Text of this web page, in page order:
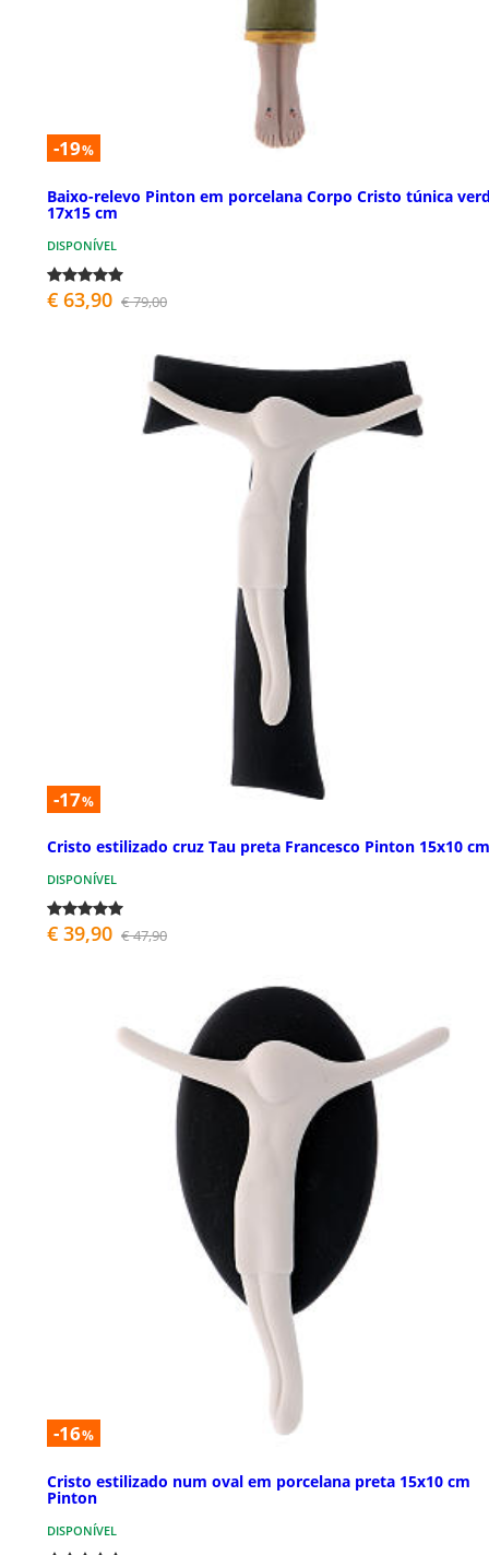
-19%
Baixo-relevo Pinton em porcelana Corpo Cristo túnica
17x15 cm
DISPONÍVEL
€ 63,90 € 79,00
-17%
Cristo estilizado cruz Tau preta Francesco Pinton 15x10 cm
DISPONÍVEL
€ 39,90 € 47,90
-16%
Cristo estilizado num oval em porcelana preta 15x10 cm
Pinton
DISPONÍVEL